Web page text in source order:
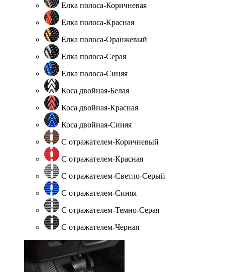
Елка полоса-Коричневая
Елка полоса-Красная
Елка полоса-Оранжевый
Елка полоса-Серая
Елка полоса-Синяя
Коса двойная-Белая
Коса двойная-Красная
Коса двойная-Синяя
С отражателем-Коричневый
С отражателем-Красная
С отражателем-Светло-Серый
С отражателем-Синяя
С отражателем-Темно-Серая
С отражателем-Черная